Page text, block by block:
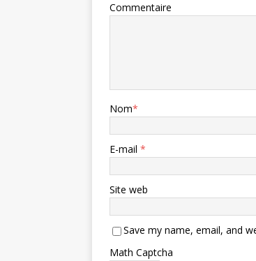
Commentaire
Nom*
E-mail *
Site web
Save my name, email, and
Math Captcha